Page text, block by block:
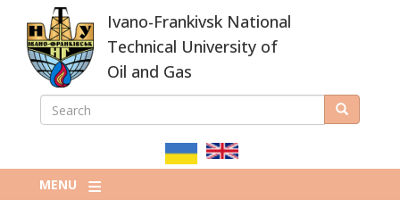
main
content
Ivano-Frankivsk National
Technical University of
Oil and Gas
ПОШУКОВА
SEARCH Search
MENU